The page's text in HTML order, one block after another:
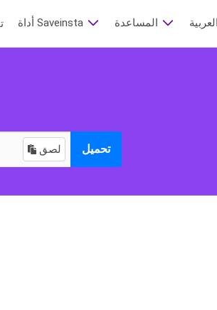
أداة Saveinsta
لصق تحميل